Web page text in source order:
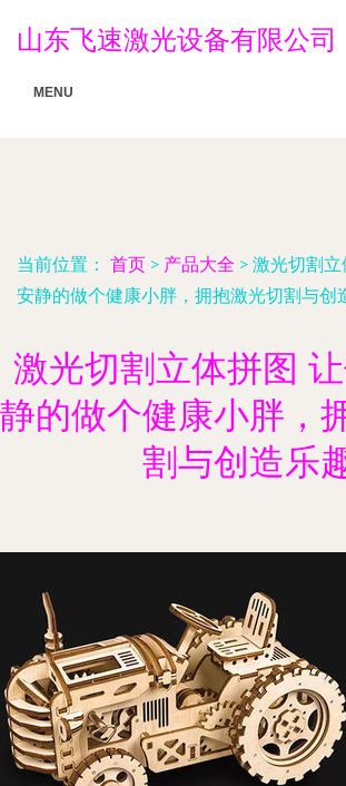
山东飞速激光设备有限公司
MENU
当前位置： 首页 > 产品大全 > 激光切割
安静的做个健康小胖，拥抱激光切割与创
激光切割立体拼图
静的做个健康小胖，
割与创造乐